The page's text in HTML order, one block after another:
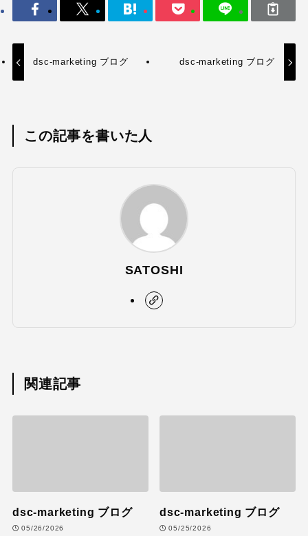
dsc-marketing ブログ dsc-marketing ブログ
この記事を書いた人
SATOSHI
関連記事
dsc-marketing ブログ
05/26/2026
dsc-marketing ブログ
05/25/2026